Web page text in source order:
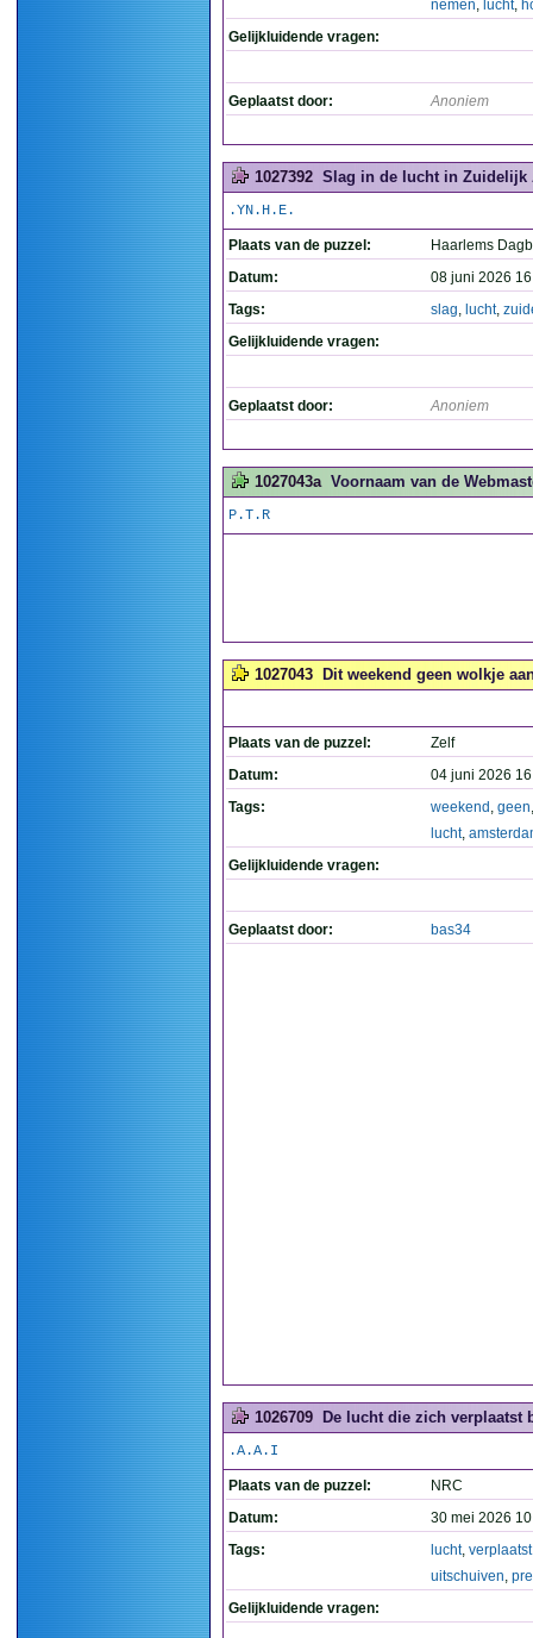
nemen, lucht,
Gelijkluidende vragen:
Geplaatst door: Anoniem
1027392 Slag in de lucht in Zuidelijk
.YN.H.E.
Plaats van de puzzel:
Haarlems
Datum:
08 juni 2026
Tags:
slag, lucht,
Gelijkluidende vragen:
Geplaatst door: Anoniem
1027043a Voornaam van de
P.T.R
1027043 Dit weekend geen wolkje
Plaats van de puzzel:
Zelf
Datum:
04 juni 2026
Tags:
weekend , geen
lucht,
Gelijkluidende vragen:
Geplaatst door: bas34
1026709 De lucht die zich verplaatst
.A.A.I
Plaats van de puzzel:
NRC
Datum:
30 mei 2026
Tags:
lucht, verplaatst
uitschuiven,
Gelijkluidende vragen: